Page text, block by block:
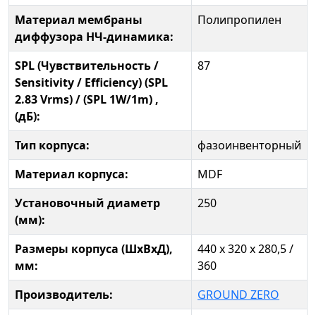
Материал мембраны
диффузора НЧ-динамика:
Полипропилен
SPL (Чувствительность /
Sensitivity / Efficiency) (SPL
2.83 Vrms) / (SPL 1W/1m) ,
(дБ):
87
Тип корпуса:
фазоинвенторный
Материал корпуса:
MDF
Установочный диаметр
(мм):
250
Размеры корпуса (ШхВхД),
мм:
440 х 320 х 280,5 /
360
Производитель:
GROUND ZERO